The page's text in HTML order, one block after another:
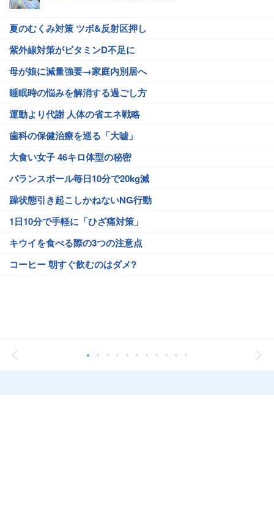
夏のむくみ対策 ツボ&反射区押し
紫外線対策がビタミンD不足に
母が娘に減量強要→家庭内別居へ
睡眠時の悩みを解消する過ごし方
運動より代謝 人体の省エネ戦略
歯科の保健治療を巡る「大嘘」
大食い女子 46キロ体型の秘密
バランスボール毎日10分で20kg減
躁状態引き起こしかねないNG行動
1日10分で手軽に「ひざ痛対策」
キウイを食べる際の3つの注意点
コーヒー 朝すぐ飲むのはダメ?